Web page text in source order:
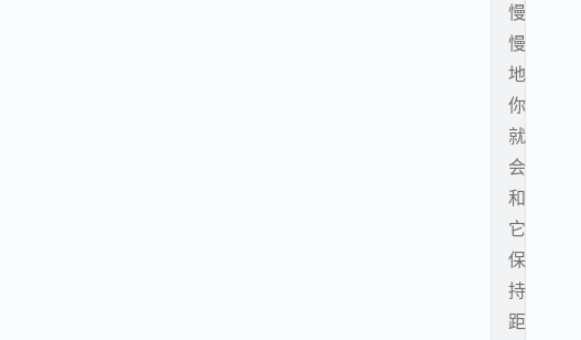
慢
慢
地
你
就
会
和
它
保
持
距